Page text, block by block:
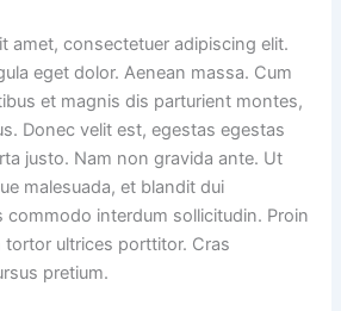
amet, consectetuer adipiscing elit.
eget dolor. Aenean massa. Cum
et magnis dis parturient montes,
Donec velit est, egestas egestas
justo. Nam non gravida ante. Ut
malesuada, et blandit dui
commodo interdum sollicitudin. Proin
ultrices porttitor. Cras
pretium.